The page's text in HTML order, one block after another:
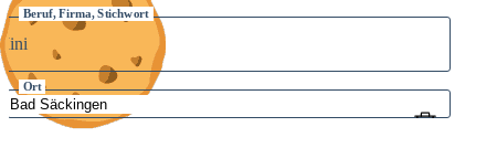
Beruf, Firma, Stichwort
Ort